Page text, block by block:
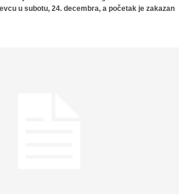
u subotu, 24. decembra, a početak je zakazan